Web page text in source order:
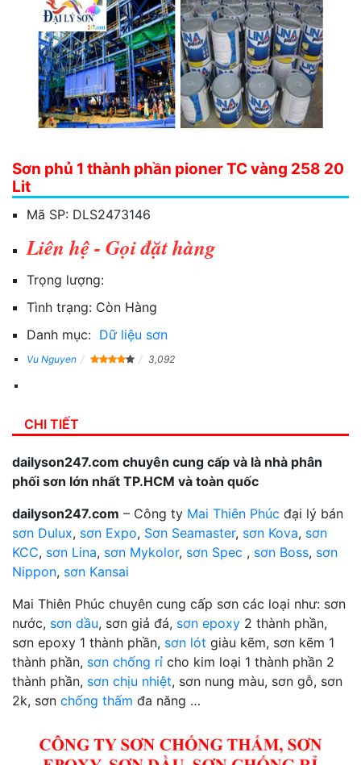
Sơn phủ 1 thành phần pioner TC vàng 258 20
Lit
Mã SP: DLS2473146
Liên hệ - Gọi đặt hàng
Trọng lượng:
Tình trạng: Còn Hàng
Danh mục: Dữ liệu sơn
Vu Nguyen 3,092
CHI TIẾT
dailyson247.com chuyên cung cấp và là nhà phân
phối sơn lớn nhất TP.HCM và toàn quốc
dailyson247.com – Công ty Mai Thiên Phúc đại lý bán
sơn Dulux, sơn Expo, Sơn Seamaster, sơn Kova, sơn
KCC, sơn Lina, sơn Mykolor, sơn Spec , sơn Boss, sơn
Nippon, sơn Kansai
Mai Thiên Phúc chuyên cung cấp sơn các loại như: sơn
nước, sơn dầu, sơn giả đá, sơn epoxy 2 thành phần,
sơn epoxy 1 thành phần, sơn lót giàu kẽm, sơn kẽm 1
thành phần, sơn chống rỉ cho kim loại 1 thành phần 2
thành phần, sơn chịu nhiệt, sơn nung màu, sơn gỗ, sơn
2k, sơn chống thấm đa năng …